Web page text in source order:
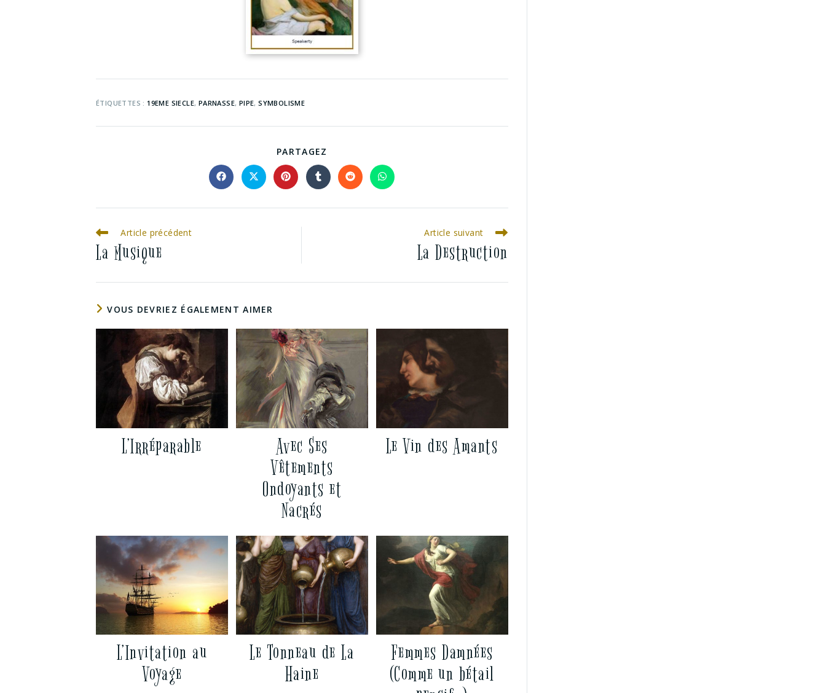
ÉTIQUETTES :19EME SIECLE, PARNASSE, PIPE, SYMBOLISME
PARTAGEZ
Article précédent
La Musique
Article suivant
La Destruction
VOUS DEVRIEZ ÉGALEMENT AIMER
L’Irréparable
Avec Ses
Vêtements
Ondoyants et
Nacrés
Le Vin des Amants
L’Invitation au
Voyage
Le Tonneau de La
Haine
Femmes Damnées
(Comme un bétail